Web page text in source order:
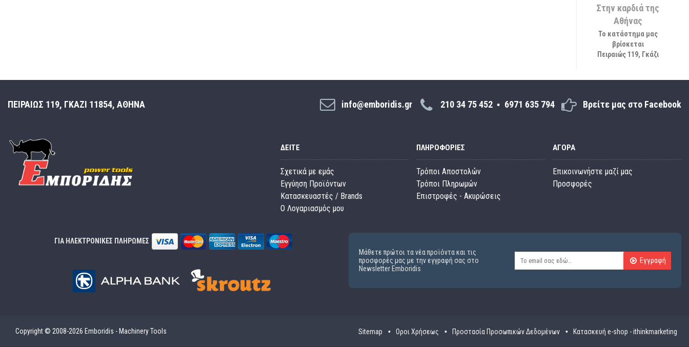
Στην καρδιά της
Αθήνας
Το κατάστημα μας
βρίσκεται
Πειραιώς 119, Γκάζι
ΠΕΙΡΑΙΩΣ 119, ΓΚΑΖΙ 11854, ΑΘΗΝΑ info@emboridis.gr 210 34 75 452 6971 635 794 Βρείτε μας στο Facebook
ΔΕΊΤΕ
Σχετικά με εμάς
Εγγύηση Προϊόντων
Κατασκευαστές / Brands
O Λογαριασμός μου
ΠΛΗΡΟΦΟΡΊΕΣ
Τρόποι Αποστολών
Τρόποι Πληρωμών
Επιστροφές - Ακυρώσεις
ΑΓΟΡΆ
Επικοινωνήστε μαζί μας
Προσφορές
ΓΙΑ ΗΛΕΚΤΡΟΝΙΚΕΣ ΠΛΗΡΩΜΕΣ
Μάθετε πρώτοι τα νέα προϊόντα και τις
προσφορές μας με την εγγραφή σας στο
Newsletter Emboridis
Εγγραφή
Copyright © 2008-2026 Emboridis - Machinery Tools Sitemap Οροι Χρήσεως Προστασία Προσωπικών Δεδομένων Κατασκευή e-shop - ithinkmarketing